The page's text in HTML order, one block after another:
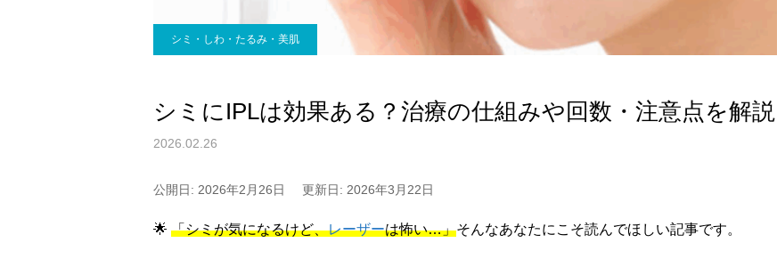
シミ・しわ・たるみ・美肌
シミにIPLは効果ある？治療の仕組みや回数・注意点を解説
2026.02.26
公開日: 2026年2月26日 更新日: 2026年3月22日
🌟 「シミが気になるけど、レーザーは怖い…」そんなあなたにこそ読んでほしい記事です。